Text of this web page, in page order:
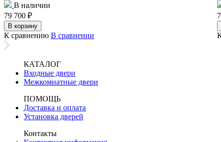
В наличии
79 700 ₽
В корзину
К сравнению В сравнении
КАТАЛОГ
Входные двери
Межкомнатные двери
ПОМОЩЬ
Доставка и оплата
Установка дверей
Контакты